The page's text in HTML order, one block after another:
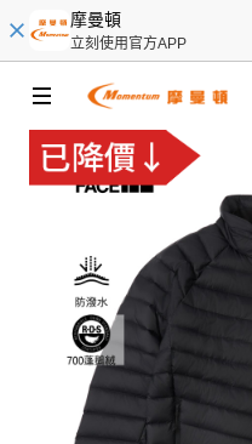
摩曼頓
立刻使用官方APP